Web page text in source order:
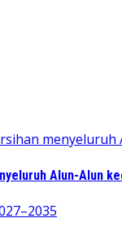
Alun-Alun